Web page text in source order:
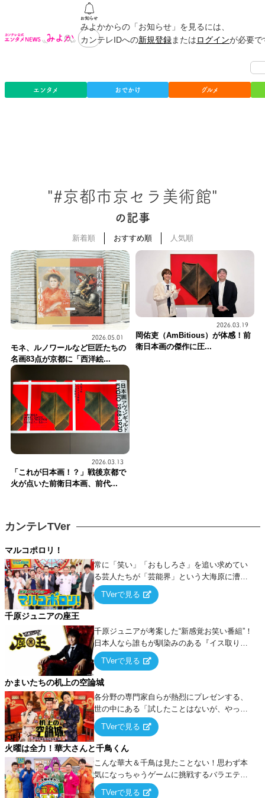
みよかからの「お知らせ」を見るには、
カンテレIDへの新規登録またはログインが必要
エンタメ おでかけ グルメ
"#京都市京セラ美術館"
の記事
新着順 おすすめ順 人気順
2026.05.01
モネ、ルノワールなど巨匠たちの
名画83点が京都に「西洋絵...
2026.03.19
岡佑吏（AmBitious）が体感！前
衛日本画の傑作に圧...
2026.03.13
「これが日本画！？」戦後京都で
火が点いた前衛日本画、前代...
カンテレTVer
マルコポロリ！
常に「笑い」「おもしろさ」を追い求めてい
る芸人たちが「芸能界」という大海原に漕ぎ
出でて、新たなオモシロ人間を発掘する！
TVerで見る
千原ジュニアの座王
千原ジュニアが考案した“新感覚お笑い番組”！
日本人なら誰もが馴染みのある『イス取りゲ
ーム』をベースに、大喜利・ギャグ・モノボ
ケ・歌…など様々なお題で芸人がショートネ
タを競い合う！
TVerで見る
かまいたちの机上の空論城
各分野の専門家自らが熱烈にプレゼンする、
世の中にある「試したことはないが、やって
みたらこうなる！…ハズ」という“机上の空
論”に若手芸人らがカラダを張って挑む！
TVerで見る
火曜は全力！華大さんと千鳥くん
こんな華大＆千鳥は見たことない！思わず本
気になっちゃうゲームに挑戦するバラエティ
ー！
TVerで見る